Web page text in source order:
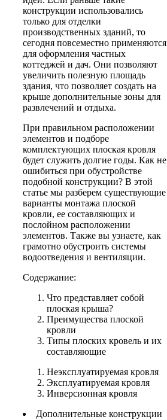
конструкции использовались
только для отделки
производственных зданий, то
сегодня повсеместно применяются
для оформления частных
коттеджей и дач. Они позволяют
увеличить полезную площадь
здания, что позволяет создать на
крыше дополнительные зоны для
развлечений и отдыха.
При правильном расположении
элементов и подборе
комплектующих плоская кровля
будет служить долгие годы. Как не
ошибиться при обустройстве
подобной конструкции? В этой
статье мы разберем существующие
варианты монтажа плоской
кровли, ее составляющих и
послойном расположении
элементов. Также вы узнаете, как
грамотно обустроить системы
водоотведения и вентиляции.
Содержание:
Что представляет собой
плоская крыша?
Преимущества плоской
кровли
Типы плоских кровель и их
составляющие
Неэксплуатируемая кровля
Эксплуатируемая кровля
Инверсионная кровля
Дополнительные конструкции